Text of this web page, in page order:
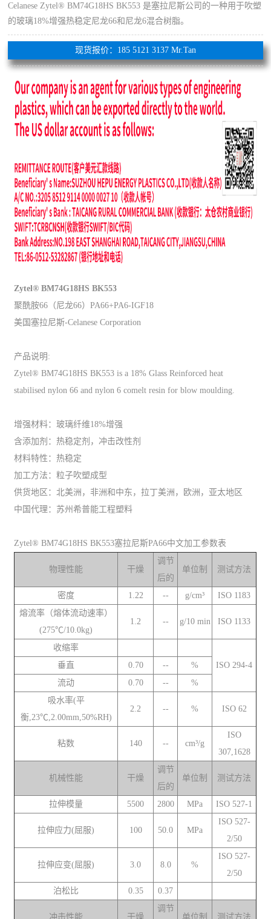
Celanese Zytel® BM74G18HS BK553 是塞拉尼斯公司的一种用于吹塑
的玻璃18%增强热稳定尼龙66和尼龙6混合树脂。
现货报价：185 5121 3137 Mr.Tan
Zytel® BM74G18HS BK553
聚酰胺66（尼龙66）PA66+PA6-IGF18
美国塞拉尼斯-Celanese Corporation
产品说明:
Zytel® BM74G18HS BK553 is a 18% Glass Reinforced heat
stabilised nylon 66 and nylon 6 comelt resin for blow moulding.
增强材料：玻璃纤维18%增强
含添加剂：热稳定剂，冲击改性剂
材料特性：热稳定
加工方法：粒子吹塑成型
供货地区：北美洲，非洲和中东，拉丁美洲，欧洲，亚太地区
中国代理：苏州希普能工程塑料
Zytel® BM74G18HS BK553塞拉尼斯PA66中文加工参数表
物理性能 干燥
调节
后的
单位制 测试方法
密度 1.22 -- g/cm³
ISO 1183
熔流率（熔体流动速率）
(275℃/10.0kg)
1.2 -- g/10 min ISO 1133
收缩率
ISO 294-4
垂直 0.70 --
%
流动
0.70 --
%
吸水率(平
衡,23℃,2.00mm,50%RH)
2.2 -- % ISO 62
粘数 140 -- cm³/g
ISO
307,1628
机械性能 干燥
调节
后的
单位制 测试方法
拉伸模量 5500 2800 MPa ISO 527-1
拉伸应力(屈服) 100 50.0 MPa
ISO 527-
2/50
拉伸应变(屈服) 3.0 8.0 %
ISO 527-
2/50
泊松比
0.35 0.37
冲击性能 干燥
调节
单位制
测试方法